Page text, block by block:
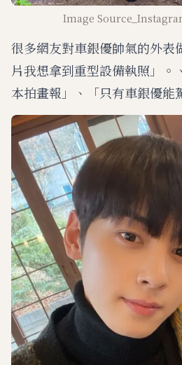
Image
很多網友對車銀優帥氣的外表
片我想拿到重型設備執照」。
本拍畫報」、「只有車銀優能